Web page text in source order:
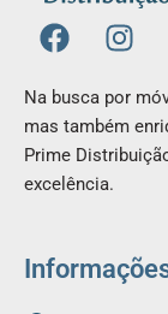
F
a
c
e
b
o
o
I
n
t
a
g
m
Na busca por
mas também
Prime
excelência.